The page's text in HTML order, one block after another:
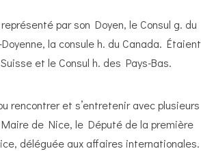
par son Doyen, le Consul g. du
la consule h. du Canada. Étaient
et le Consul h. des Pays-Bas.
rencontrer et s’entretenir avec plusieurs
de Nice, le Député de la première
déléguée aux affaires internationales.